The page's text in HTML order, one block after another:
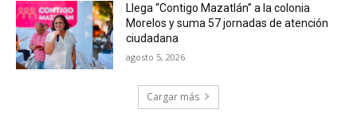
Llega “Contigo Mazatlán” a la colonia
Morelos y suma 57 jornadas de atención
ciudadana
agosto 5, 2026
Cargar más